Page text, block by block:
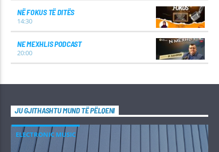
NË FOKUS TË DITËS
14:30
NE MEXHLIS PODCAST
20:00
JU GJITHASHTU MUND TË PËLQENI
ELECTRONIC MUSIC